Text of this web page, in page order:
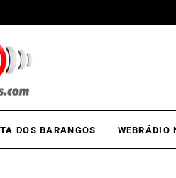
DOS BARANGOS WEBRÁDIO